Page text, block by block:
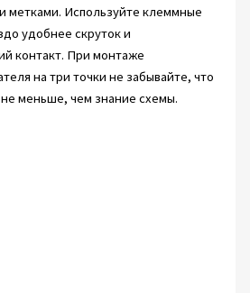
метками. Используйте клеммные
удобнее скруток и
контакт. При монтаже
на три точки не забывайте, что
меньше, чем знание схемы.